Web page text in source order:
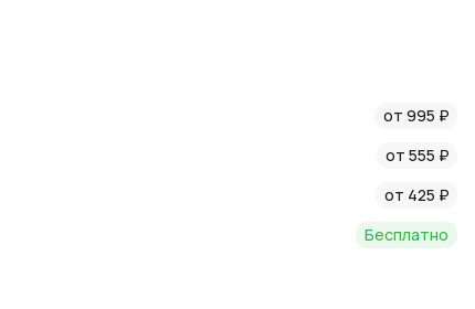
идеями в
для ваших букетов.
от 995 ₽
от 555 ₽
от 425 ₽
Бесплатно